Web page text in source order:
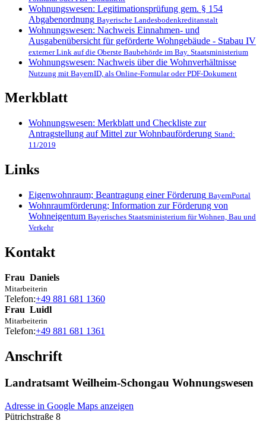
Wohnungswesen: Legitimationsprüfung gem. § 154
Abgabenordnung Bayerische Landesbodenkreditanstalt
Wohnungswesen: Nachweis Einnahmen- und
Ausgabenübersicht für geförderte Wohngebäude - Stabau IV
externer Link auf die Oberste Baubehörde im Bay. Staatsministerium
Wohnungswesen: Nachweis über die Wohnverhältnisse
Nutzung mit BayernID, als Online-Formular oder PDF-Dokument
Merkblatt
Wohnungswesen: Merkblatt und Checkliste zur
Antragstellung auf Mittel zur Wohnbauförderung Stand:
11/2019
Links
Eigenwohnraum; Beantragung einer Förderung BayernPortal
Wohnraumförderung; Information zur Förderung von
Wohneigentum Bayerisches Staatsministerium für Wohnen, Bau und
Verkehr
Kontakt
Frau Daniels
Mitarbeiterin
Telefon:+49 881 681 1360
Frau Luidl
Mitarbeiterin
Telefon:+49 881 681 1361
Anschrift
Landratsamt Weilheim-Schongau Wohnungswesen
Adresse in Google Maps anzeigen
Pütrichstraße 8